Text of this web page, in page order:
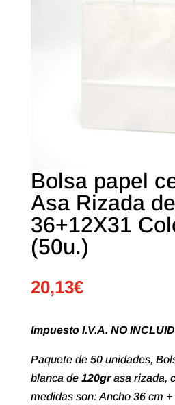
Bolsa papel
Asa Rizada de
36+12X31
(50u.)
20,13€
Impuesto I.V.A. NO
Paquete de 50 unidades,
blanca de 120grasa rizada,
medidas son: Ancho 36 cm